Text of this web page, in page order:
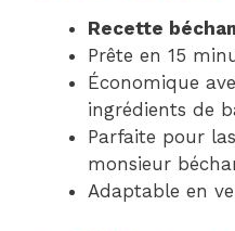
Recette
Prête en 15
Économique
ingrédients de
Parfaite pour
monsieur
Adaptable en